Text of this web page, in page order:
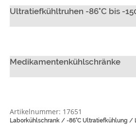
Ultratiefkühltruhen -86°C bis -
Medikamentenkühlschränke
Artikelnummer: 17651
Laborkühlschrank / -86°C Ultratiefkühlung /